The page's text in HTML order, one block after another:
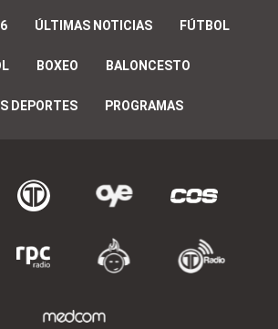
ÚLTIMAS NOTICIAS FÚTBOL
BOXEO BALONCESTO
DEPORTES PROGRAMAS